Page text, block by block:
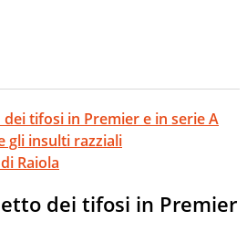
tifosi in Premier e in serie A
gli insulti razziali
Raiola
dei tifosi in Premier